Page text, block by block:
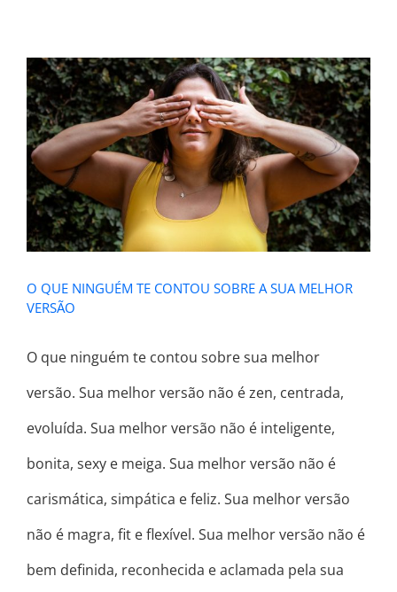
O QUE NINGUÉM TE CONTOU
SOBRE A SUA MELHOR VERSÃO
O QUE NINGUÉM TE CONTOU SOBRE A SUA MELHOR
VERSÃO
O que ninguém te contou sobre sua melhor
versão. Sua melhor versão não é zen, centrada,
evoluída. Sua melhor versão não é inteligente,
bonita, sexy e meiga. Sua melhor versão não é
carismática, simpática e feliz. Sua melhor versão
não é magra, fit e flexível. Sua melhor versão não é
bem definida, reconhecida e aclamada pela sua